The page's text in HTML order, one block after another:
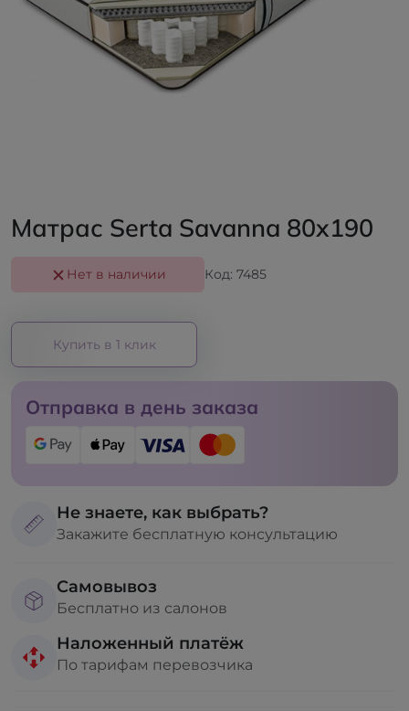
Матрас Serta Savanna 80x190
Нет в наличии Код: 7485
Купить в 1 клик
Отправка в день заказа
Не знаете, как выбрать?
Закажите бесплатную консультацию
Самовывоз
Бесплатно из салонов
Наложенный платёж
По тарифам перевозчика